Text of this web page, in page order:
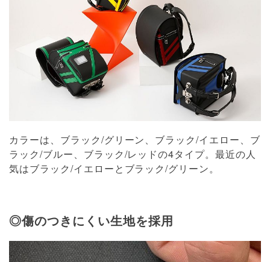
カラーは、ブラック/グリーン、ブラック/イエロー、ブ
ラック/ブルー、ブラック/レッドの4タイプ。最近の人
気はブラック/イエローとブラック/グリーン。
◎傷のつきにくい生地を採用